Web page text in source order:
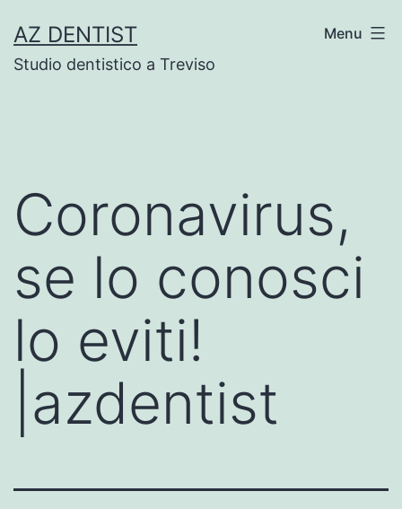
to
content
AZ DENTIST
Studio dentistico a Treviso
Menu
Coronavirus,
se lo conosci
lo eviti!
|azdentist